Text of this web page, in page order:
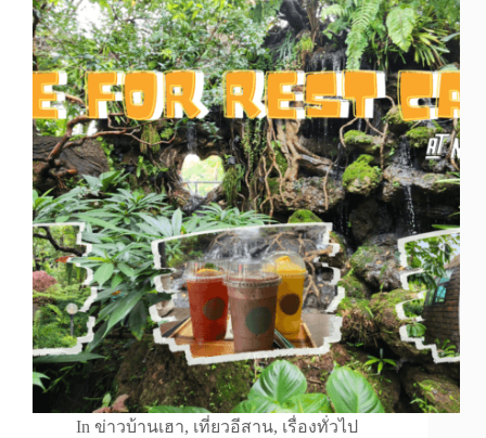
In ข่าวบ้านเฮา, เที่ยวอีสาน, เรื่องทั่วไป